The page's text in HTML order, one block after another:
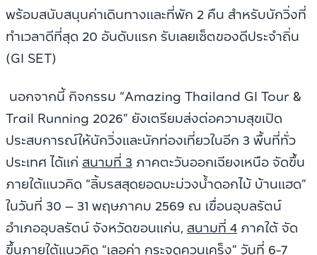
พร้อมสนับสนุนค่าเดินทางและที่พัก 2 คืน สำหรับนักวิ่งที่
ทำเวลาดีที่สุด 20 อันดับแรก รับเลยเซ็ตของดีประจำถิ่น
(GI SET)
นอกจากนี้ กิจกรรม “Amazing Thailand GI Tour &
Trail Running 2026” ยังเตรียมส่งต่อความสุขเปิด
ประสบการณ์ให้นักวิ่งและนักท่องเที่ยวในอีก 3 พื้นที่ทั่ว
ประเทศ ได้แก่ สนามที่ 3 ภาคตะวันออกเฉียงเหนือ จัดขึ้น
ภายใต้แนวคิด “ลิ้มรสสุดยอดมะม่วงน้ำดอกไม้ บ้านแฮด”
ในวันที่ 30 – 31 พฤษภาคม 2569 ณ เขื่อนอุบลรัตน์
อำเภออุบลรัตน์ จังหวัดขอนแก่น, สนามที่ 4 ภาคใต้ จัด
ขึ้นภายใต้แนวคิด “เลอค่า กระจูดควนเคร็ง” วันที่ 6-7